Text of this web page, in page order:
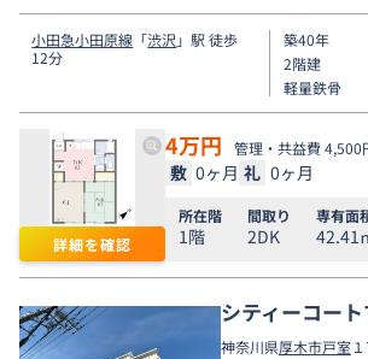
小田急小田原線 「渋沢 」駅 徒歩
12分
築40年
2階建
軽量鉄骨
詳細を確認
4万円 管理・共益費 4,500
敷 0ヶ月 礼 0ヶ月
所在階
1階
間取り
2DK
専有面
42.41
シティーコー
神奈川県厚木市戸室